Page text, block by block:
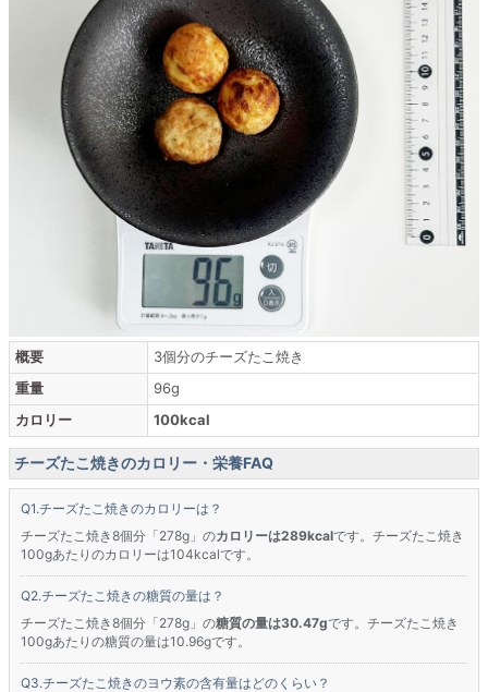
概要
3個分のチーズたこ焼き
重量
96g
カロリー
100kcal
チーズたこ焼きのカロリー・栄養FAQ
チーズたこ焼きのカロリーは？
チーズたこ焼き8個分「278g」のカロリーは289kcalです。チーズたこ焼き
100gあたりのカロリーは104kcalです。
チーズたこ焼きの糖質の量は？
チーズたこ焼き8個分「278g」の糖質の量は30.47gです。チーズたこ焼き
100gあたりの糖質の量は10.96gです。
チーズたこ焼きのヨウ素の含有量はどのくらい？